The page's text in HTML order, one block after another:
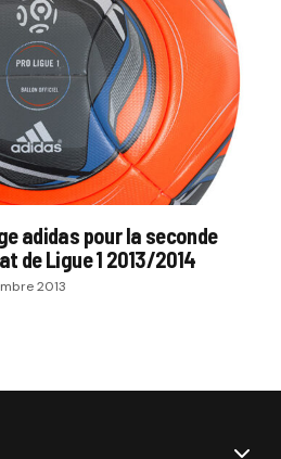
adidas pour la seconde
de Ligue 1 2013/2014
2013